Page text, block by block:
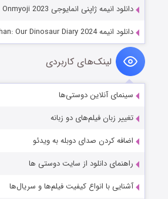
دانلود انیمه ژاپنی انمایوجی Onmyoji 2023
دانلود انیمه Crayon Shin-chan: Our Dinosaur Diary 2024
لینک‌های کاربردی
سینمای آنلاین دوستی‌ها
تغییر زبان فیلم‌های دو زبانه
اضافه کردن صدای دوبله به ویدئو
راهنمای دانلود از سایت دوستی ها
آشنایی با انواع کیفیت فیلم‌ها و سریال‌ها